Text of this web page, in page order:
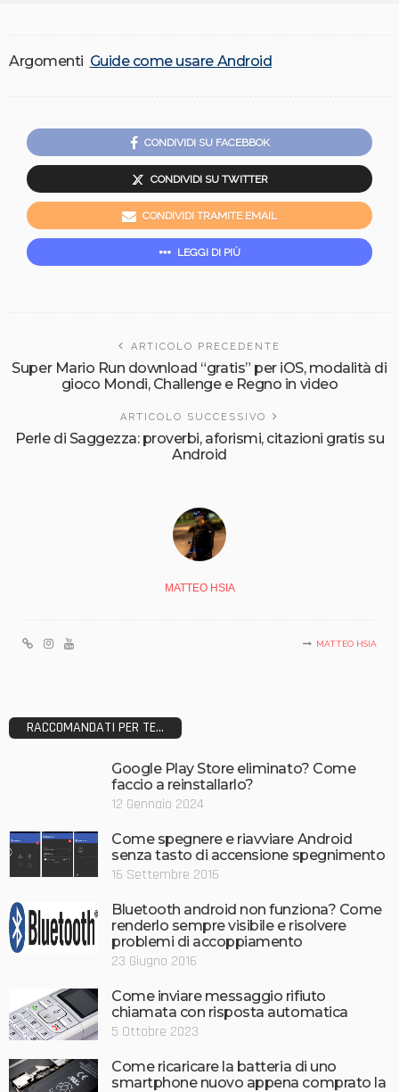
Argomenti Guide come usare Android
CONDIVIDI SU FACEBBOK
CONDIVIDI SU TWITTER
CONDIVIDI TRAMITE EMAIL
LEGGI DI PIÙ
ARTICOLO PRECEDENTE
Super Mario Run download “gratis” per iOS, modalità di
gioco Mondi, Challenge e Regno in video
ARTICOLO SUCCESSIVO
Perle di Saggezza: proverbi, aforismi, citazioni gratis su
Android
MATTEO HSIA
MATTEO HSIA
RACCOMANDATI PER TE...
Google Play Store eliminato? Come
faccio a reinstallarlo?
12 Gennaio 2024
Come spegnere e riavviare Android
senza tasto di accensione spegnimento
16 Settembre 2016
Bluetooth android non funziona? Come
renderlo sempre visibile e risolvere
problemi di accoppiamento
23 Giugno 2016
Come inviare messaggio rifiuto
chiamata con risposta automatica
5 Ottobre 2023
Come ricaricare la batteria di uno
smartphone nuovo appena comprato la